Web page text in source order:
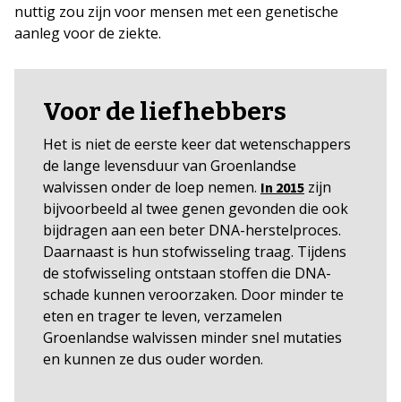
nuttig zou zijn voor mensen met een genetische
aanleg voor de ziekte.
Voor de liefhebbers
Het is niet de eerste keer dat wetenschappers
de lange levensduur van Groenlandse
walvissen onder de loep nemen. In 2015 zijn
bijvoorbeeld al twee genen gevonden die ook
bijdragen aan een beter DNA-herstelproces.
Daarnaast is hun stofwisseling traag. Tijdens
de stofwisseling ontstaan stoffen die DNA-
schade kunnen veroorzaken. Door minder te
eten en trager te leven, verzamelen
Groenlandse walvissen minder snel mutaties
en kunnen ze dus ouder worden.